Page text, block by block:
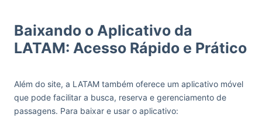
Baixando o Aplicativo da
LATAM: Acesso Rápido e Prático
Além do site, a LATAM também oferece um aplicativo móvel
que pode facilitar a busca, reserva e gerenciamento de
passagens. Para baixar e usar o aplicativo: